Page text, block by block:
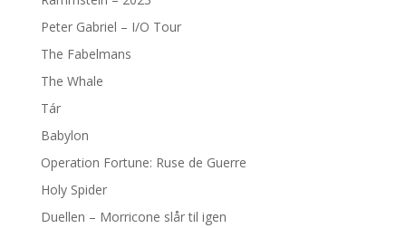
Peter Gabriel – I/O Tour
The Fabelmans
The Whale
Tár
Babylon
Operation Fortune: Ruse de Guerre
Holy Spider
Duellen – Morricone slår til igen